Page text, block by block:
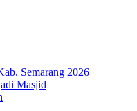
Semarang 2026
Masjid